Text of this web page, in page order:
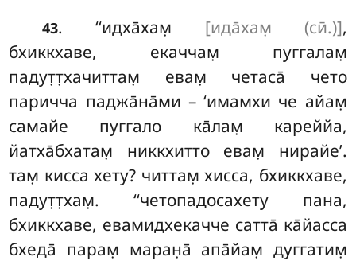
43. ‘‘идха̄хам̣ [ида̄хам̣ (сӣ.)],
бхиккхаве, екаччам̣ пуггалам̣
падут̣т̣хачиттам̣ евам̣ четаса̄ чето
паричча паджа̄на̄ми – ‘имамхи че айам̣
самайе пуггало ка̄лам̣ кареййа,
йатха̄бхатам̣ никкхитто евам̣ нирайе’.
там̣ кисса хету? читтам̣ хисса, бхиккхаве,
падут̣т̣хам̣. ‘‘четопадосахету пана,
бхиккхаве, евамидхекачче сатта̄ ка̄йасса
бхеда̄ парам̣ маран̣а̄ апа̄йам̣ дуггатим̣